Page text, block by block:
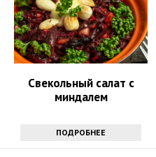
Свекольный салат с
миндалем
ПОДРОБНЕЕ